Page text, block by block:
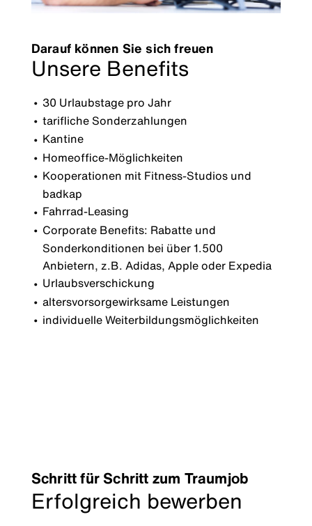
Darauf können Sie sich freuen
Unsere Benefits
30 Urlaubstage pro Jahr
tarifliche Sonderzahlungen
Kantine
Homeoffice-Möglichkeiten
Kooperationen mit Fitness-Studios und
badkap
Fahrrad-Leasing
Corporate Benefits: Rabatte und
Sonderkonditionen bei über 1.500
Anbietern, z.B. Adidas, Apple oder Expedia
Urlaubsverschickung
altersvorsorgewirksame Leistungen
individuelle Weiterbildungsmöglichkeiten
Schritt für Schritt zum Traumjob
Erfolgreich bewerben